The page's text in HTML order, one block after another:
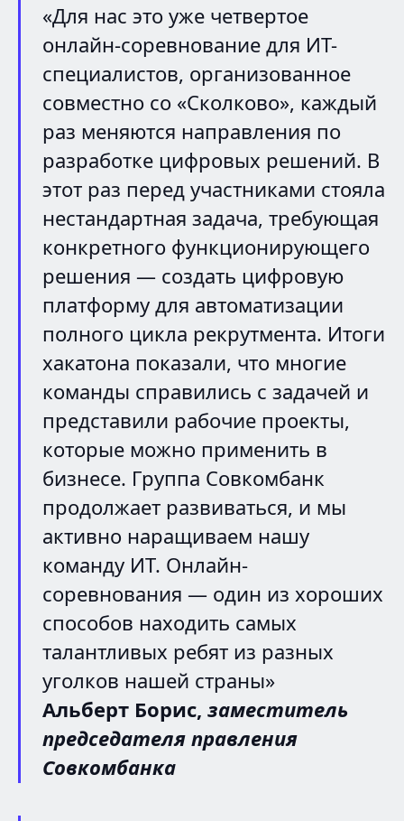
«Для нас это уже четвертое
онлайн-соревнование для ИТ-
специалистов, организованное
совместно со «Сколково», каждый
раз меняются направления по
разработке цифровых решений. В
этот раз перед участниками стояла
нестандартная задача, требующая
конкретного функционирующего
решения — создать цифровую
платформу для автоматизации
полного цикла рекрутмента. Итоги
хакатона показали, что многие
команды справились с задачей и
представили рабочие проекты,
которые можно применить в
бизнесе. Группа Совкомбанк
продолжает развиваться, и мы
активно наращиваем нашу
команду ИТ. Онлайн-
соревнования — один из хороших
способов находить самых
талантливых ребят из разных
уголков нашей страны»
Альберт Борис, заместитель
председателя правления
Совкомбанка